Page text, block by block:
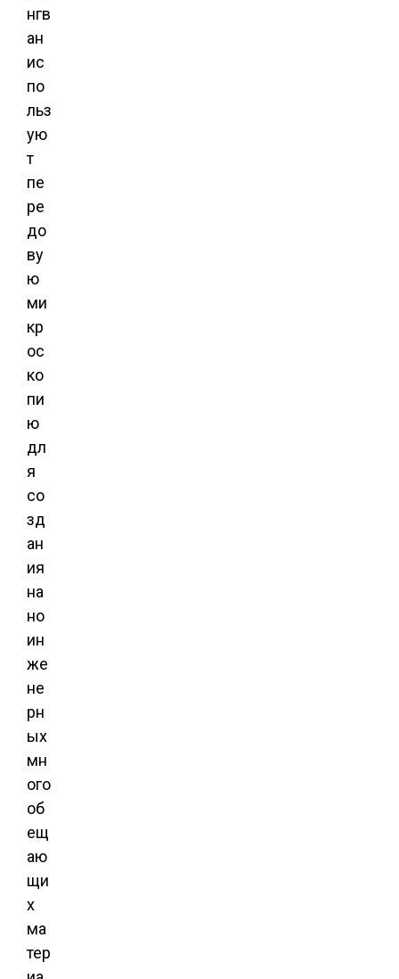
нгв
ан
ис
по
льз
ую
т
пе
ре
до
ву
ю
ми
кр
ос
ко
пи
ю
дл
я
со
зд
ан
ия
на
но
ин
же
не
рн
ых
мн
ого
об
ещ
аю
щи
х
ма
тер